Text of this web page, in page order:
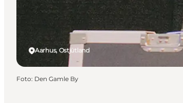
Aarhus, Ostjütland
Foto: Den Gamle By